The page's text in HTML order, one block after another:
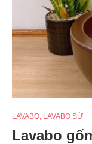
LAVABO LAVABO SỨ
Lavabo